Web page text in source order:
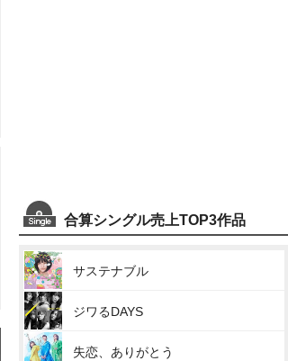
合算シングル売上TOP3作品
サステナブル
ジワるDAYS
失恋、ありがとう